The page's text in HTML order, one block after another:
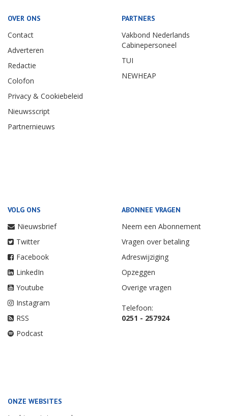
OVER ONS
Contact
Adverteren
Redactie
Colofon
Privacy & Cookiebeleid
Nieuwsscript
Partnernieuws
PARTNERS
Vakbond Nederlands
Cabinepersoneel
TUI
NEWHEAP
VOLG ONS
Nieuwsbrief
Twitter
Facebook
LinkedIn
Youtube
Instagram
RSS
Podcast
ABONNEE VRAGEN
Neem een Abonnement
Vragen over betaling
Adreswijziging
Opzeggen
Overige vragen
Telefoon:
0251 - 257924
ONZE WEBSITES